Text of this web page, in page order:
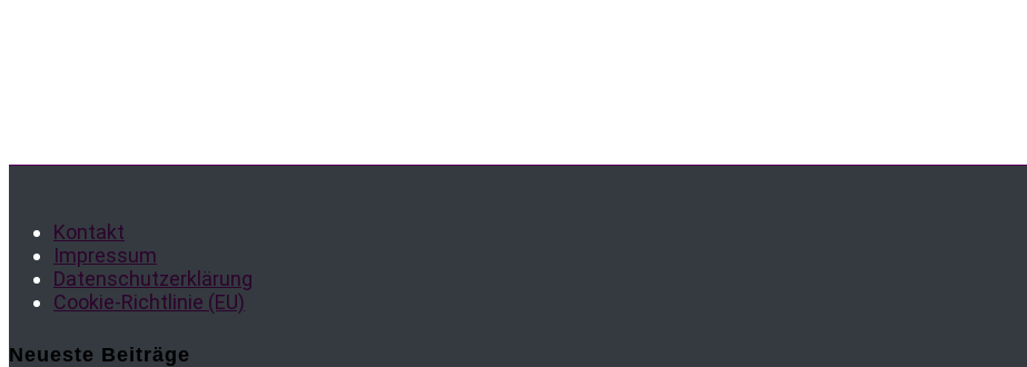
Kontakt
Impressum
Datenschutzerklärung
Cookie-Richtlinie (EU)
Neueste Beiträge